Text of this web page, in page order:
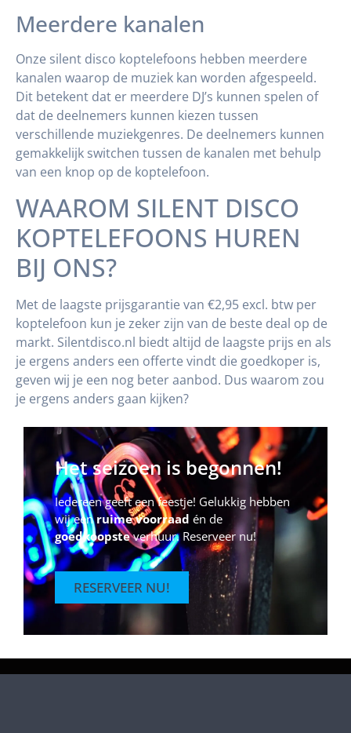
Meerdere kanalen
Onze silent disco koptelefoons hebben meerdere
kanalen waarop de muziek kan worden afgespeeld.
Dit betekent dat er meerdere DJ’s kunnen spelen of
dat de deelnemers kunnen kiezen tussen
verschillende muziekgenres. De deelnemers kunnen
gemakkelijk switchen tussen de kanalen met behulp
van een knop op de koptelefoon.
WAAROM SILENT DISCO
KOPTELEFOONS HUREN
BIJ ONS?
Met de laagste prijsgarantie van €2,95 excl. btw per
koptelefoon kun je zeker zijn van de beste deal op de
markt. Silentdisco.nl biedt altijd de laagste prijs en als
je ergens anders een offerte vindt die goedkoper is,
geven wij je een nog beter aanbod. Dus waarom zou
je ergens anders gaan kijken?
Het seizoen is begonnen!
Iedereen geeft een feestje! Gelukkig hebben
wij eenruime voorraad én de
goedkoopsteverhuur. Reserveer nu!
RESERVEER NU!